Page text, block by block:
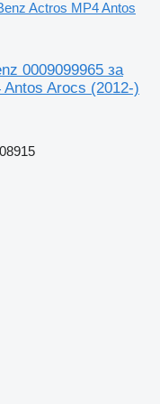
Actros MP4 Antos
0009099965 за
Arocs (2012-)